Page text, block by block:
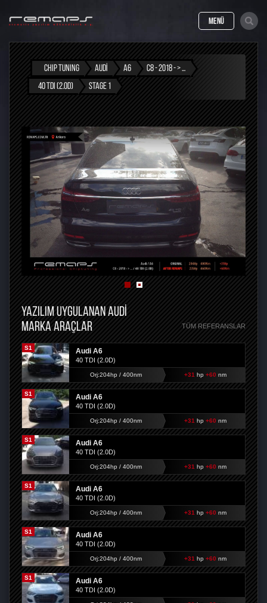
MENÜ
CHIP TUNING AUDI A6
C8 - 2018 - > ...
40 TDI (2.0D)
STAGE 1
YAZILIM UYGULANAN AUDI
MARKA ARAÇLAR
TÜM REFERANSLAR
S1 Audi A6
40 TDI (2.0D)
Orj:204hp / 400nm +31 hp +60 nm
S1 Audi A6
40 TDI (2.0D)
Orj:204hp / 400nm +31 hp +60 nm
S1 Audi A6
40 TDI (2.0D)
Orj:204hp / 400nm +31 hp +60 nm
S1 Audi A6
40 TDI (2.0D)
Orj:204hp / 400nm +31 hp +60 nm
S1 Audi A6
40 TDI (2.0D)
Orj:204hp / 400nm +31 hp +60 nm
S1 Audi A6
40 TDI (2.0D)